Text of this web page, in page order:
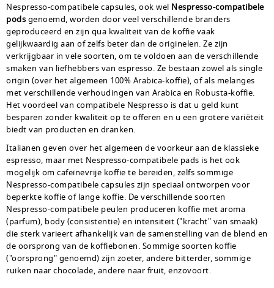
Nespresso-compatibele capsules, ook wel Nespresso-compatibele
podsgenoemd, worden door veel verschillende branders
geproduceerd en zijn qua kwaliteit van de koffie vaak
gelijkwaardig aan of zelfs beter dan de originelen. Ze zijn
verkrijgbaar in vele soorten, om te voldoen aan de verschillende
smaken van liefhebbers van espresso. Ze bestaan ​​zowel als single
origin (over het algemeen 100% Arabica-koffie), of als melanges
met verschillende verhoudingen van Arabica en Robusta-koffie.
Het voordeel van compatibele Nespresso is dat u geld kunt
besparen zonder kwaliteit op te offeren en u een grotere variëteit
biedt van producten en dranken.
Italianen geven over het algemeen de voorkeur aan de klassieke
espresso, maar met Nespresso-compatibele pads is het ook
mogelijk om cafeïnevrije koffie te bereiden, zelfs sommige
Nespresso-compatibele capsules zijn speciaal ontworpen voor
beperkte koffie of lange koffie. De verschillende soorten
Nespresso-compatibele peulen produceren koffie met aroma
(parfum), body (consistentie) en intensiteit ("kracht" van smaak)
die sterk varieert afhankelijk van de samenstelling van de blend en
de oorsprong van de koffiebonen. Sommige soorten koffie
("oorsprong" genoemd) zijn zoeter, andere bitterder, sommige
ruiken naar chocolade, andere naar fruit, enzovoort.